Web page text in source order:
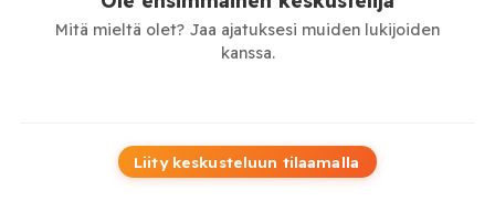
Mitä mieltä olet? Jaa ajatuksesi muiden lukijoiden
kanssa.
Liity keskusteluun tilaamalla